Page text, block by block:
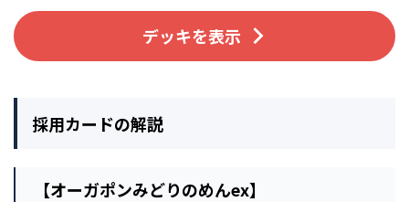
デッキを表示
採用カードの解説
【オーガポンみどりのめんex】